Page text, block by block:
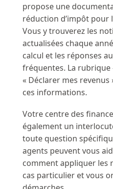
propose une
réduction d’impôt pour
Vous y trouverez les
actualisées chaque
calcul et les réponses
fréquentes. La rubrique
« Déclarer mes revenus
ces informations.
Votre centre des
également un
toute question
agents peuvent vous
comment appliquer les
cas particulier et vous